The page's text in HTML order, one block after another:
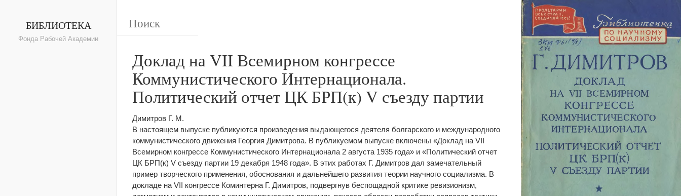
БИБЛИОТЕКА
Фонда Рабочей Академии
Доклад на VII Всемирном конгрессе
Коммунистического Интернационала.
Политический отчет ЦК БРП(к) V съезду партии
Димитров Г. М.
В настоящем выпуске публикуются произведения выдающегося деятеля болгарского и международного
коммунистического движения Георгия Димитрова. В публикуемом выпуске включены «Доклад на VII
Всемирном конгрессе Коммунистического Интернационала 2 августа 1935 года» и «Политический отчет
ЦК БРП(к) V съезду партии 19 декабря 1948 года». В этих работах Г. Димитров дал замечательный
пример творческого применения, обоснования и дальнейшего развития теории научного социализма. В
докладе на VII конгрессе Коминтерна Г. Димитров, подвергнув беспощадной критике ревизионизм,